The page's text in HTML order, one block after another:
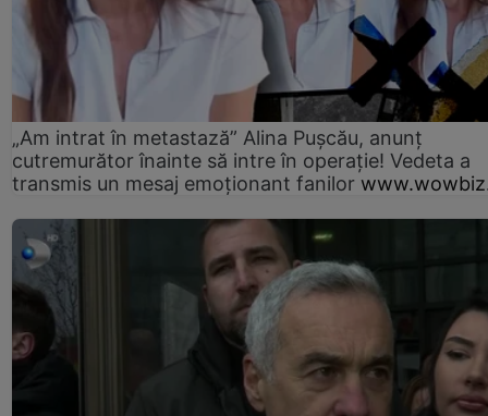
„Am intrat în metastază” Alina Pușcău, anunț
cutremurător înainte să intre în operație! Vedeta a
transmis un mesaj emoționant fanilor